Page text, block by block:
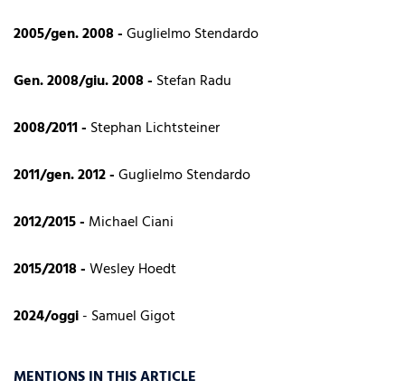
2005/gen. 2008 -Guglielmo Stendardo
Gen. 2008/giu. 2008 - Stefan Radu
2008/2011 - Stephan Lichtsteiner
2011/gen. 2012 -Guglielmo Stendardo
2012/2015 - Michael Ciani
2015/2018 -Wesley Hoedt
2024/oggi- Samuel Gigot
MENTIONS IN THIS ARTICLE